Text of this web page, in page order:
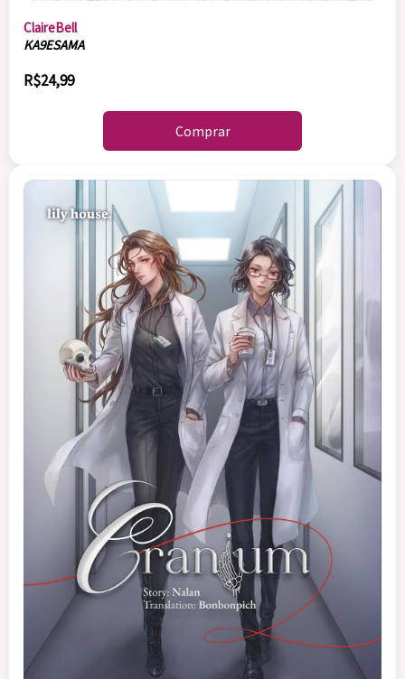
ClaireBell
KA9ESAMA
R$24,99
Comprar